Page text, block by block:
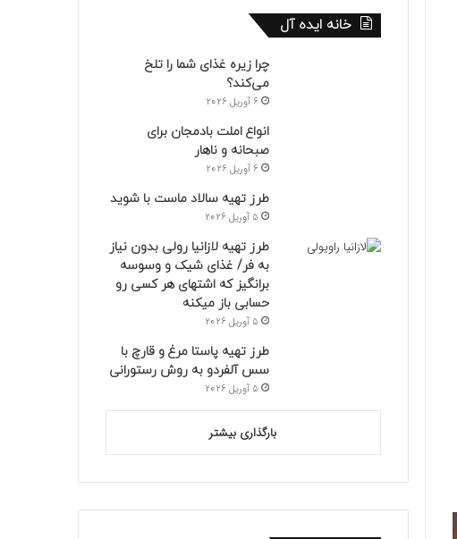
خانه ایده آل
چرا زیره غذای شما را تلخ
می‌کند؟
6 آوریل 2026
انواع املت بادمجان برای
صبحانه و ناهار
6 آوریل 2026
طرز تهیه سالاد ماست با شوید
5 آوریل 2026
طرز تهیه لازانیا رولی بدون نیاز
به فر/ غذای شیک و وسوسه
برانگیز که اشتهای هر کسی رو
حسابی باز میکنه
5 آوریل 2026
طرز تهیه پاستا مرغ و قارچ با
سس آلفردو به روش رستورانی
5 آوریل 2026
بارگذاری بیشتر